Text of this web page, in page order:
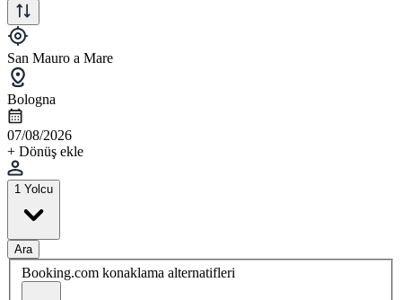
San Mauro a Mare
Bologna
07/08/2026
+ Dönüş ekle
1 Yolcu
Ara
Booking.com konaklama alternatifleri